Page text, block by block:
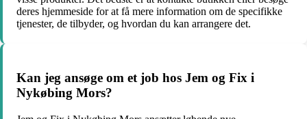
deres hjemmeside for at få mere information om de specifikke
tjenester, de tilbyder, og hvordan du kan arrangere det.
Kan jeg ansøge om et job hos Jem og Fix i
Nykøbing Mors?